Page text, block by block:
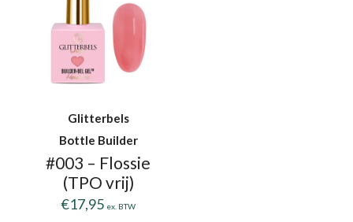
Glitterbels
Bottle Builder
#003 – Flossie
(TPO vrij)
€17,95 ex. BTW